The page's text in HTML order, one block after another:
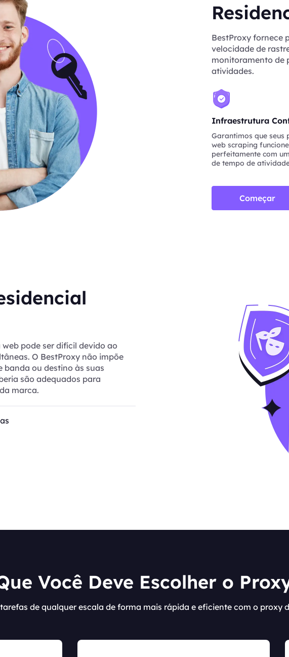
BestProxy fornece
velocidade de
monitoramento de
atividades.
Infraestrutura
Garantimos que seus
web scraping
perfeitamente com
de tempo de
Começar
pode ser difícil devido ao
O BestProxy não impõe
banda ou destino às suas
são adequados para
marca.
Você Deve Escolher o
de qualquer escala de forma mais rápida e eficiente com o proxy